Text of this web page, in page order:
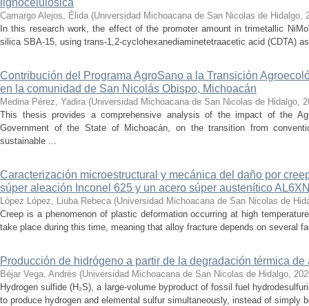
lignocelulósica
Camargo Alejos, Élida (Universidad Michoacana de San Nicolas de Hidalgo,
In this research work, the effect of the promoter amount in trimetallic
silica SBA-15, using trans-1,2-cyclohexanediaminetetraacetic acid (CDTA)
Contribución del Programa AgroSano a la Transición
en la comunidad de San Nicolás Obispo, Michoacán
Medina Pérez, Yadira (Universidad Michoacana de San Nicolas de Hidalgo,
This thesis provides a comprehensive analysis of the impact of the
Government of the State of Michoacán, on the transition from
sustainable ...
Caracterización microestructural y mecánica del daño por
súper aleación Inconel 625 y un acero súper austenítico
López López, Liuba Rebeca (Universidad Michoacana de San Nicolas de
Creep is a phenomenon of plastic deformation occurring at high
take place during this time, meaning that alloy fracture depends on several
Producción de hidrógeno a partir de la degradación térmica
Béjar Vega, Andrés (Universidad Michoacana de San Nicolas de Hidalgo,
Hydrogen sulfide (H₂S), a large-volume byproduct of fossil fuel
to produce hydrogen and elemental sulfur simultaneously, instead of simply